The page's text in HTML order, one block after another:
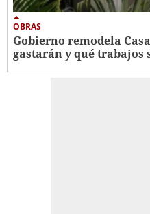
OBRAS
Gobierno remodela
gastarán y qué trabajos